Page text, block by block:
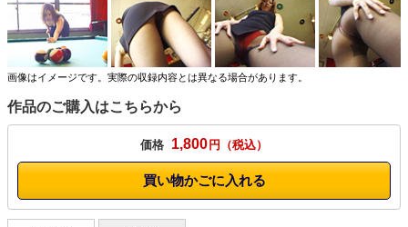
画像はイメージです。実際の収録内容とは異なる場合があります。
作品のご購入はこちらから
価格 1,800 円
買い物かごに入れる